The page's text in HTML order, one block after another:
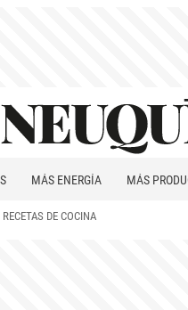
MÁS ENERGÍA MÁS
RECETAS DE COCINA